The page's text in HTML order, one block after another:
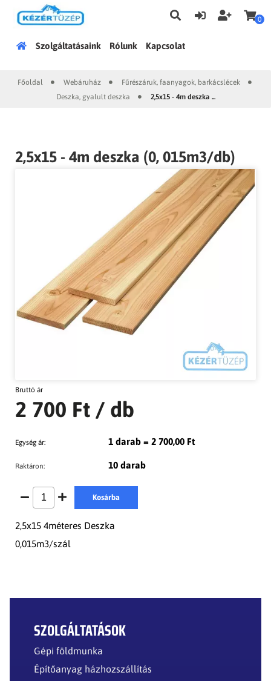
0
FőoldalSzolgáltatásaink Rólunk Kapcsolat
Főoldal Webáruház Fűrészáruk, faanyagok, barkácslécek
Deszka, gyalult deszka 2,5x15 - 4m deszka ...
2,5x15 - 4m deszka (0, 015m3/db)
Bruttó ár
2 700 Ft / db
Egység ár: 1 darab = 2 700,00 Ft
Raktáron: 10 darab
Kosárba
2,5x15 4méteres Deszka
0,015m3/szál
SZOLGÁLTATÁSOK
Gépi földmunka
Építőanyag házhozszállítás